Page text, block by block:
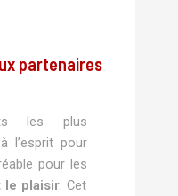
partenaires
les plus
l’esprit pour
pour les
le plaisir. Cet